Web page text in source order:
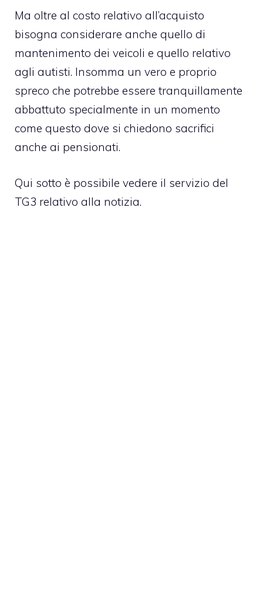
Ma oltre al costo relativo all’acquisto
bisogna considerare anche quello di
mantenimento dei veicoli e quello relativo
agli autisti. Insomma un vero e proprio
spreco che potrebbe essere tranquillamente
abbattuto specialmente in un momento
come questo dove si chiedono sacrifici
anche ai pensionati.
Qui sotto è possibile vedere il servizio del
TG3 relativo alla notizia.